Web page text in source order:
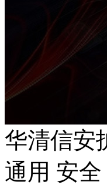
华清信安
通用 安